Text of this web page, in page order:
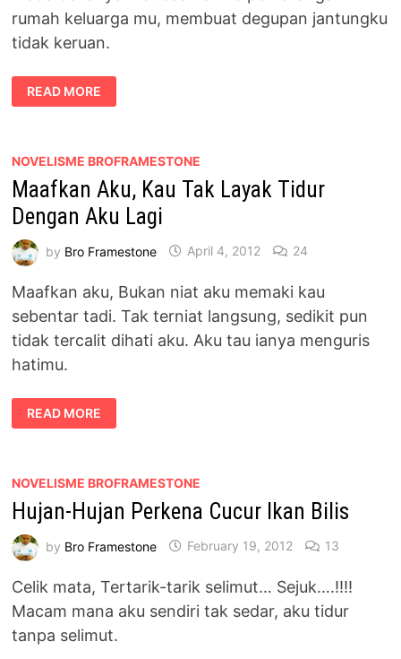
rumah keluarga mu, membuat degupan jantungku
tidak keruan.
SENYUMAN
MU
PADAKU
DAHULU
READ MORE
NOVELISME BROFRAMESTONE
Maafkan Aku, Kau Tak Layak Tidur
Dengan Aku Lagi
by Bro Framestone April 4, 2012 24
Maafkan aku, Bukan niat aku memaki kau
sebentar tadi. Tak terniat langsung, sedikit pun
tidak tercalit dihati aku. Aku tau ianya menguris
hatimu.
MAAFKAN
AKU,
KAU
DENGAN
LAGI
READ MORE
NOVELISME BROFRAMESTONE
Hujan-Hujan Perkena Cucur Ikan Bilis
by Bro Framestone February 19, 2012 13
Celik mata, Tertarik-tarik selimut… Sejuk….!!!!
Macam mana aku sendiri tak sedar, aku tidur
tanpa selimut.